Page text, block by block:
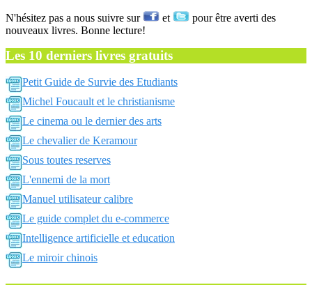
N'hésitez pas a nous suivre sur et
pour être averti des
nouveaux livres. Bonne lecture!
Les 10 derniers livres gratuits
Petit Guide de Survie des Etudiants
Michel Foucault et le christianisme
Le cinema ou le dernier des arts
Le chevalier de Keramour
Sous toutes reserves
L'ennemi de la mort
Manuel utilisateur calibre
Le guide complet du e-commerce
Intelligence artificielle et education
Le miroir chinois